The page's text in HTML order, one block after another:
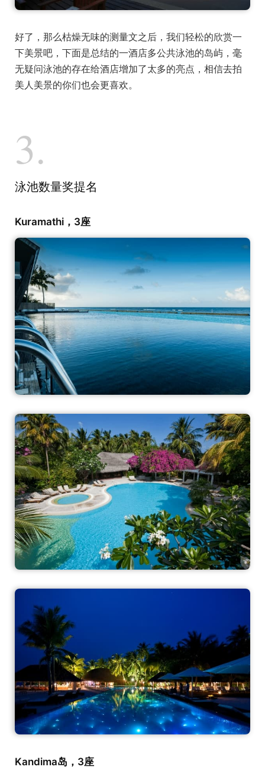
好了，那么枯燥无味的测量文之后，我们轻松的欣赏一
下美景吧，下面是总结的一酒店多公共泳池的岛屿，毫
无疑问泳池的存在给酒店增加了太多的亮点，相信去拍
美人美景的你们也会更喜欢。
3.
泳池数量奖提名
Kuramathi，3座
Kandima岛，3座